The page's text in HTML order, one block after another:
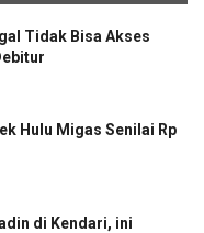
Tidak Bisa Akses
Hulu Migas Senilai Rp
di Kendari, ini